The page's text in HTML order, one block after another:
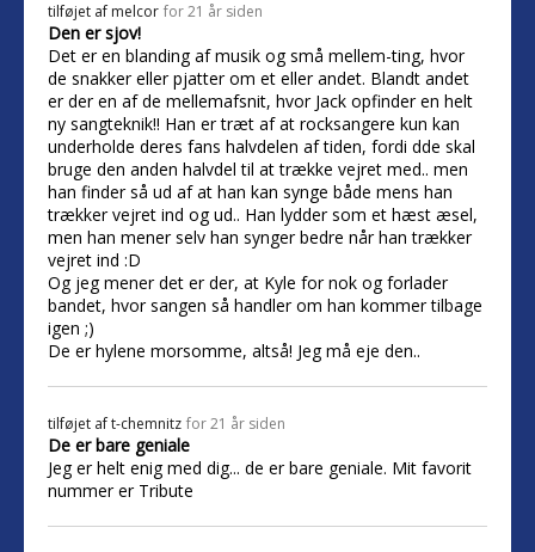
tilføjet af melcor for 21 år siden
Den er sjov!
Det er en blanding af musik og små mellem-ting, hvor
de snakker eller pjatter om et eller andet. Blandt andet
er der en af de mellemafsnit, hvor Jack opfinder en helt
ny sangteknik!! Han er træt af at rocksangere kun kan
underholde deres fans halvdelen af tiden, fordi dde skal
bruge den anden halvdel til at trække vejret med.. men
han finder så ud af at han kan synge både mens han
trækker vejret ind og ud.. Han lydder som et hæst æsel,
men han mener selv han synger bedre når han trækker
vejret ind :D
Og jeg mener det er der, at Kyle for nok og forlader
bandet, hvor sangen så handler om han kommer tilbage
igen ;)
De er hylene morsomme, altså! Jeg må eje den..
tilføjet aft-chemnitz for 21 år siden
De er bare geniale
Jeg er helt enig med dig... de er bare geniale. Mit favorit
nummer er Tribute